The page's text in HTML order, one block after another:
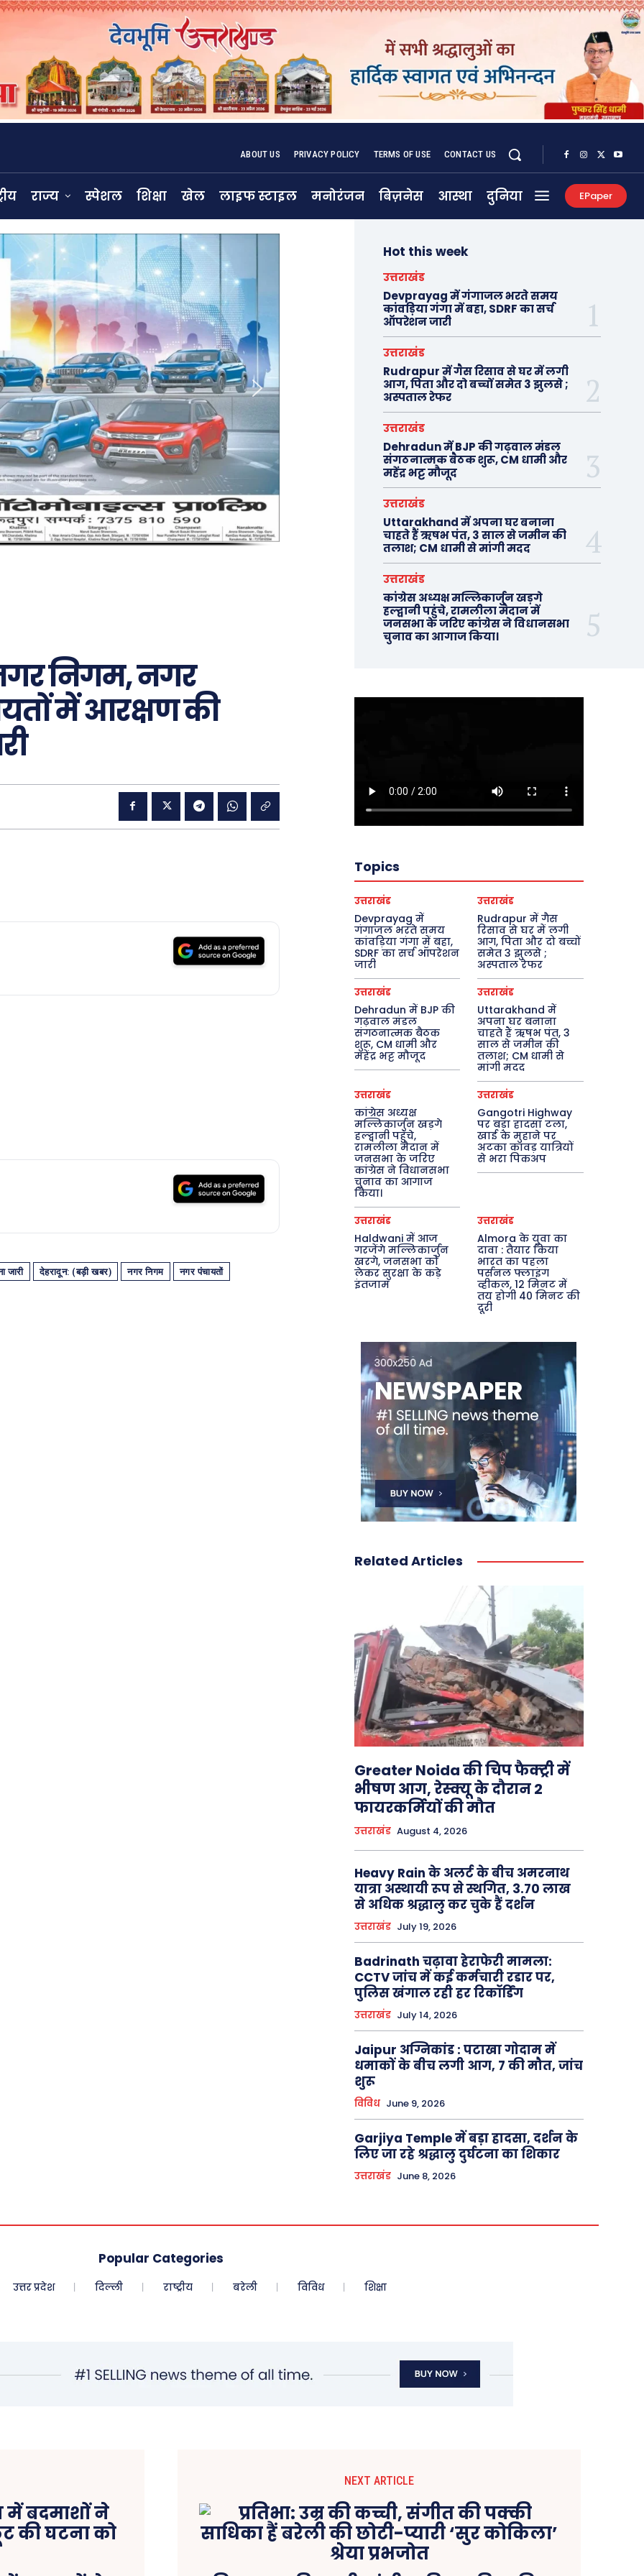
ABOUT US PRIVACY POLICY TERMS OF USE CONTACT US
राज्य स्पेशल शिक्षा खेल लाइफ स्टाइल मनोरंजन बिज़नेस आस्था दुनिया EPaper
निगम, नगर
में आरक्षण की
जारी देहरादून: (बड़ी खबर) नगर निगम
नगर पंचायतों
Hot this week
उत्तराखंड
Devprayag में गंगाजल भरते समय
कांवड़िया गंगा में बहा, SDRF का सर्च
ऑपरेशन जारी
उत्तराखंड
Rudrapur में गैस रिसाव से घर में लगी
आग, पिता और दो बच्चों समेत 3 झुलसे ;
अस्पताल रेफर
उत्तराखंड
Dehradun में BJP की गढ़वाल मंडल
संगठनात्मक बैठक शुरू, CM धामी और
महेंद्र भट्ट मौजूद
उत्तराखंड
Uttarakhand में अपना घर बनाना
चाहते हैं ऋषभ पंत, 3 साल से जमीन की
तलाश; CM धामी से मांगी मदद
उत्तराखंड
कांग्रेस अध्यक्ष मल्लिकार्जुन खड़गे
हल्द्वानी पहुंचे, रामलीला मैदान में
जनसभा के जरिए कांग्रेस ने विधानसभा
चुनाव का आगाज किया।
Topics
उत्तराखंड
Devprayag में
गंगाजल भरते समय
कांवड़िया गंगा में बहा,
SDRF का सर्च ऑपरेशन
जारी
उत्तराखंड
Rudrapur में गैस
रिसाव से घर में लगी
आग, पिता और दो बच्चों
समेत 3 झुलसे ;
अस्पताल रेफर
उत्तराखंड
Dehradun में BJP की
गढ़वाल मंडल
संगठनात्मक बैठक
शुरू, CM धामी और
महेंद्र भट्ट मौजूद
उत्तराखंड
Uttarakhand में
अपना घर बनाना
चाहते हैं ऋषभ पंत, 3
साल से जमीन की
तलाश; CM धामी से
मांगी मदद
उत्तराखंड
कांग्रेस अध्यक्ष
मल्लिकार्जुन खड़गे
हल्द्वानी पहुंचे,
रामलीला मैदान में
जनसभा के जरिए
कांग्रेस ने विधानसभा
चुनाव का आगाज
किया।
उत्तराखंड
Gangotri Highway
पर बड़ा हादसा टला,
खाई के मुहाने पर
अटका कांवड़ यात्रियों
से भरा पिकअप
उत्तराखंड
Haldwani में आज
गरजेंगे मल्लिकार्जुन
खरगे, जनसभा को
लेकर सुरक्षा के कड़े
इंतजाम
उत्तराखंड
Almora के युवा का
दावा : तैयार किया
भारत का पहला
पर्सनल फ्लाइंग
व्हीकल, 12 मिनट में
तय होगी 40 मिनट की
दूरी
Related Articles
Greater Noida की चिप फैक्ट्री में
भीषण आग, रेस्क्यू के दौरान 2
फायरकर्मियों की मौत
उत्तराखंड August 4, 2026
Heavy Rain के अलर्ट के बीच अमरनाथ
यात्रा अस्थायी रूप से स्थगित, 3.70 लाख
से अधिक श्रद्धालु कर चुके हैं दर्शन
उत्तराखंड July 19, 2026
Badrinath चढ़ावा हेराफेरी मामला:
CCTV जांच में कई कर्मचारी रडार पर,
पुलिस खंगाल रही हर रिकॉर्डिंग
उत्तराखंड July 14, 2026
Jaipur अग्निकांड : पटाखा गोदाम में
धमाकों के बीच लगी आग, 7 की मौत, जांच
शुरू
विविध June 9, 2026
Garjiya Temple में बड़ा हादसा, दर्शन के
लिए जा रहे श्रद्धालु दुर्घटना का शिकार
उत्तराखंड June 8, 2026
Popular Categories
उत्तर प्रदेश दिल्ली राष्ट्रीय बरेली विविध शिक्षा
NEXT ARTICLE